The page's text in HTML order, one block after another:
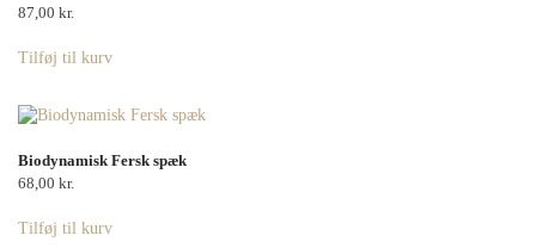
87,00 kr.
Tilføj til kurv
Biodynamisk Fersk spæk
68,00 kr.
Tilføj til kurv